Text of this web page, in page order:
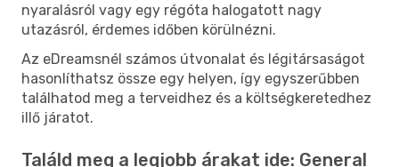
nyaralásról vagy egy régóta halogatott nagy
utazásról, érdemes időben körülnézni.
Az eDreamsnél számos útvonalat és légitársaságot
hasonlíthatsz össze egy helyen, így egyszerűbben
találhatod meg a terveidhez és a költségkeretedhez
illő járatot.
Találd meg a legjobb árakat ide: General